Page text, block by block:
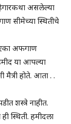
असलेल्या
सीमेच्या स्थितीचे
एका अफगाण
या आपल्या
मैत्री होते. आता . .
शस्त्रे नाहीत.
स्थिती. हमीदला